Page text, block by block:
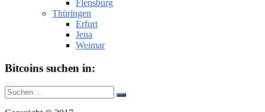
Flensburg
Thüringen
Erfurt
Jena
Weimar
Bitcoins suchen in:
Suche
nach:
Suchen